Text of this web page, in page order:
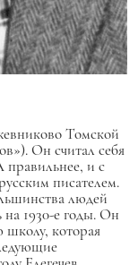
Томской
Он считал себя
и с
писателем.
людей
на 1930-е годы. Он
которая